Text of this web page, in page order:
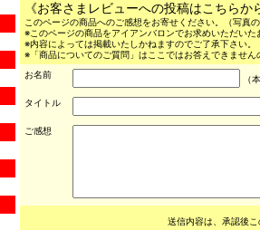
《お客さまレビューへの投稿はこちらか
このページの商品へのご感想をお寄せください。（写真
※このページの商品をアイアンバロンでお求めいただいた
※内容によっては掲載いたしかねますのでご了承下さい。
※「商品についてのご質問」はここではお答えできませ
お名前
（
タイトル
ご感想
送信内容は、承認後